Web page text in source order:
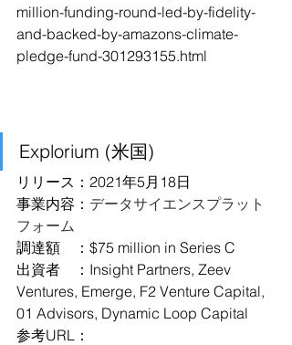
million-funding-round-led-by-fidelity-
and-backed-by-amazons-climate-
pledge-fund-301293155.html
Explorium (米国)
リリース：2021年5月18日
事業内容： データサイエンスプラット
フォーム
調達額　：$75 million in Series C
出資者　：Insight Partners, Zeev
Ventures, Emerge, F2 Venture Capital,
01 Advisors, Dynamic Loop Capital
参考URL：